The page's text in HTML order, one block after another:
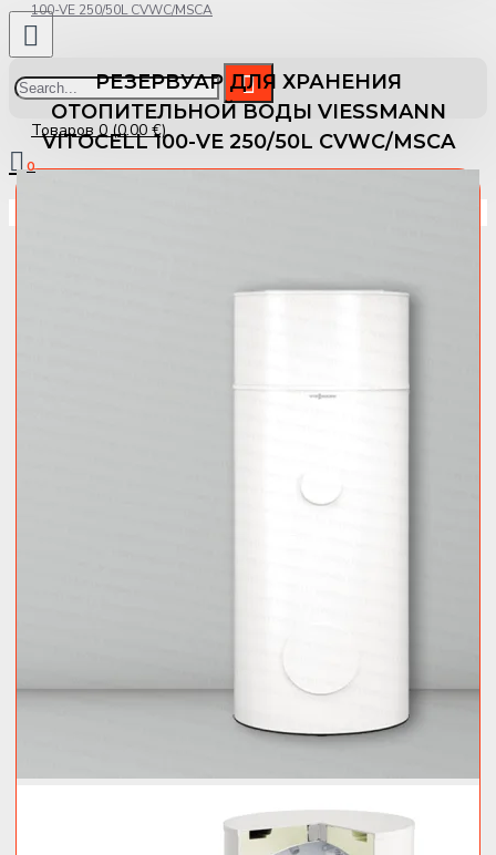
Товаров 0 (0.00 €)
0
100-VE 250/50L CVWC/MSCA
РЕЗЕРВУАР ДЛЯ ХРАНЕНИЯ
ОТОПИТЕЛЬНОЙ ВОДЫ VIESSMANN
VITOCELL 100-VE 250/50L CVWC/MSCA